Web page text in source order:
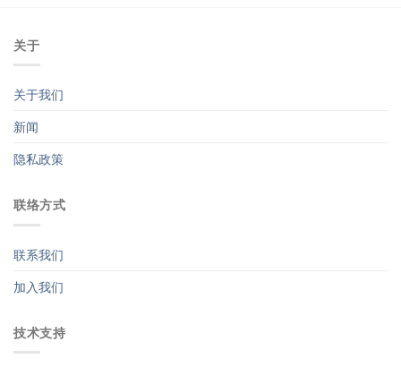
关于
关于我们
新闻
隐私政策
联络方式
联系我们
加入我们
技术支持